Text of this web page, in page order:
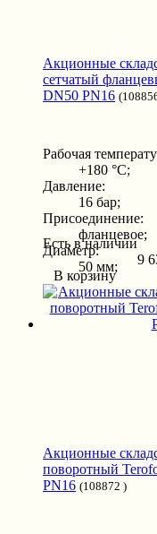
Акционные
сетчатый
DN50 PN16
Рабочая
+180 °С;
Давление:
16 бар;
Присоединение:
фланцевое;
Диаметр:
50 мм;
Есть в наличии
9
В корзину
Акционные
поворотный
PN16 (108872 )